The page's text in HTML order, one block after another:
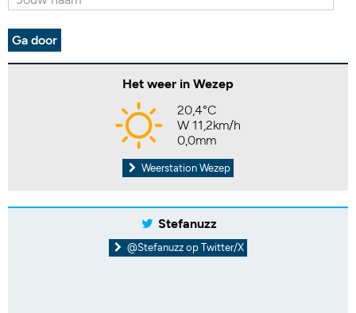
Ga door
Het weer in Wezep
20,4°C
W 11,2km/h
0,0mm
Weerstation Wezep
Stefanuzz
@Stefanuzz op Twitter/X